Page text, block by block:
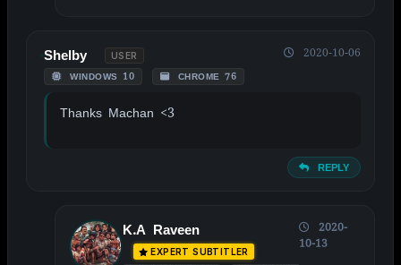
Shelby USER
WINDOWS 10 CHROME 76
2020-10-06
Thanks Machan <3
REPLY
K.A Raveen
EXPERT SUBTITLER
2020-
10-13